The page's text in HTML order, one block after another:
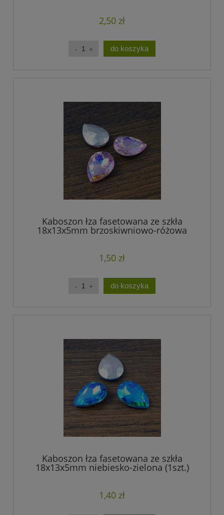
2,50 zł
do koszyka
Kaboszon łza fasetowana ze szkła
18x13x5mm brzoskiwniowo-różowa
1,50 zł
do koszyka
Kaboszon łza fasetowana ze szkła
18x13x5mm niebiesko-zielona (1szt.)
1,40 zł